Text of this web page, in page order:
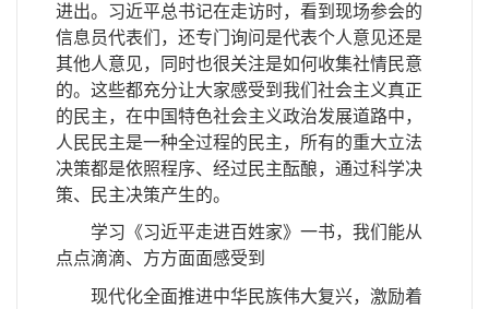
进出。习近平总书记在走访时，看到现场参会的
信息员代表们，还专门询问是代表个人意见还是
其他人意见，同时也很关注是如何收集社情民意
的。这些都充分让大家感受到我们社会主义真正
的民主，在中国特色社会主义政治发展道路中，
人民民主是一种全过程的民主，所有的重大立法
决策都是依照程序、经过民主酝酿，通过科学决
策、民主决策产生的。
学习《习近平走进百姓家》一书，我们能从
点点滴滴、方方面面感受到
现代化全面推进中华民族伟大复兴，激励着